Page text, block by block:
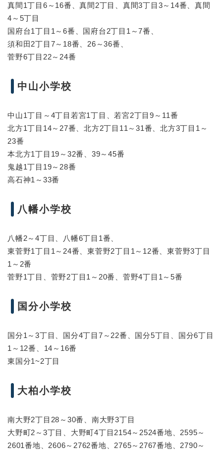
真間1丁目6～16番、真間2丁目、真間3丁目3～14番、真間
4～5丁目
国府台1丁目1～6番、国府台2丁目1～7番、
須和田2丁目7～18番、26～36番、
菅野6丁目22～24番
中山小学校
中山1丁目～4丁目若宮1丁目、若宮2丁目9～11番
北方1丁目14～27番、北方2丁目11～31番、北方3丁目1～
23番
本北方1丁目19～32番、39～45番
鬼越1丁目19～28番
高石神1～33番
八幡小学校
八幡2～4丁目、八幡6丁目1番、
東菅野1丁目1～24番、東菅野2丁目1～12番、東菅野3丁目
1～2番
菅野1丁目、菅野2丁目1～20番、菅野4丁目1～5番
国分小学校
国分1～3丁目、国分4丁目7～22番、国分5丁目、国分6丁目
1～12番、14～16番
東国分1~2丁目
大柏小学校
南大野2丁目28～30番、南大野3丁目
大野町2～3丁目、大野町4丁目2154～2524番地、2595～
2601番地、2606～2762番地、2765～2767番地、2790～